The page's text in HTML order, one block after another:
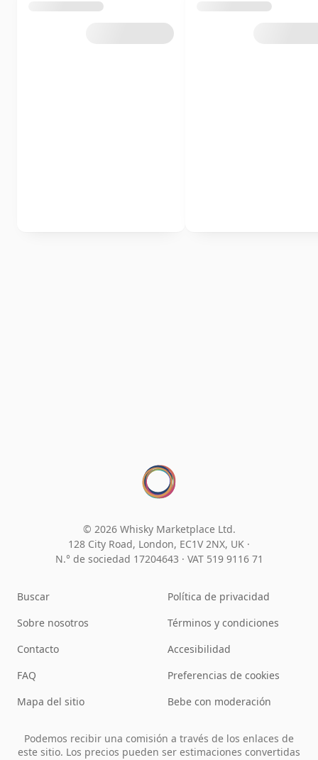
© 2026 Whisky Marketplace Ltd.
128 City Road, London, EC1V 2NX, UK ·
N.° de sociedad 17204643 · VAT 519 9116 71
Buscar
Sobre nosotros
Contacto
FAQ
Mapa del sitio
Política de privacidad
Términos y condiciones
Accesibilidad
Preferencias de cookies
Bebe con moderación
Podemos recibir una comisión a través de los enlaces de
este sitio. Los precios pueden ser estimaciones convertidas